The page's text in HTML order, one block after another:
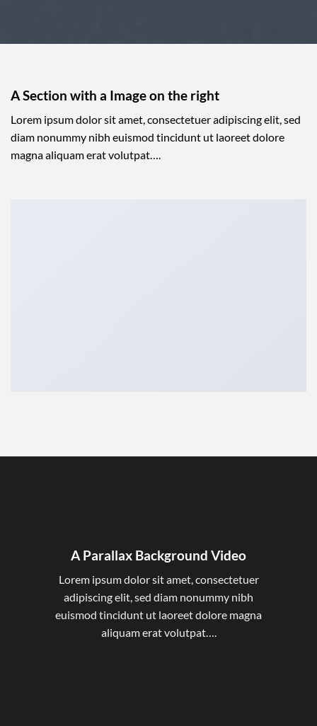
A Section with a Image on the right
Lorem ipsum dolor sit amet, consectetuer adipiscing elit, sed
diam nonummy nibh euismod tincidunt ut laoreet dolore
magna aliquam erat volutpat….
A Parallax Background Video
Lorem ipsum dolor sit amet, consectetuer
adipiscing elit, sed diam nonummy nibh
euismod tincidunt ut laoreet dolore magna
aliquam erat volutpat….